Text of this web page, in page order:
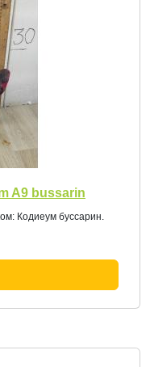
A9 bussarin
Кодиеум буссарин.